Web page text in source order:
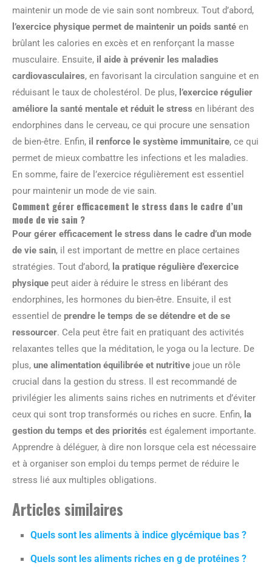
maintenir un mode de vie sain sont nombreux. Tout d’abord,
l’exercice physique permet de maintenir un poids santé en
brûlant les calories en excès et en renforçant la masse
musculaire. Ensuite, il aide à prévenir les maladies
cardiovasculaires, en favorisant la circulation sanguine et en
réduisant le taux de cholestérol. De plus, l’exercice régulier
améliore la santé mentale et réduit le stress en libérant des
endorphines dans le cerveau, ce qui procure une sensation
de bien-être. Enfin, il renforce le système immunitaire, ce qui
permet de mieux combattre les infections et les maladies.
En somme, faire de l’exercice régulièrement est essentiel
pour maintenir un mode de vie sain.
Comment gérer efficacement le stress dans le cadre d’un
mode de vie sain ?
Pour gérer efficacement le stress dans le cadre d’un mode
de vie sain, il est important de mettre en place certaines
stratégies. Tout d’abord, la pratique régulière d’exercice
physique peut aider à réduire le stress en libérant des
endorphines, les hormones du bien-être. Ensuite, il est
essentiel de prendre le temps de se détendre et de se
ressourcer. Cela peut être fait en pratiquant des activités
relaxantes telles que la méditation, le yoga ou la lecture. De
plus, une alimentation équilibrée et nutritive joue un rôle
crucial dans la gestion du stress. Il est recommandé de
privilégier les aliments sains riches en nutriments et d’éviter
ceux qui sont trop transformés ou riches en sucre. Enfin, la
gestion du temps et des priorités est également importante.
Apprendre à déléguer, à dire non lorsque cela est nécessaire
et à organiser son emploi du temps permet de réduire le
stress lié aux multiples obligations.
Articles similaires
Quels sont les aliments à indice glycémique bas ?
Quels sont les aliments riches en g de protéines ?